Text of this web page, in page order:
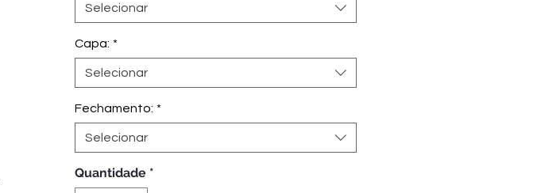
Selecionar
Capa: *
Selecionar
Fechamento: *
Selecionar
Quantidade *